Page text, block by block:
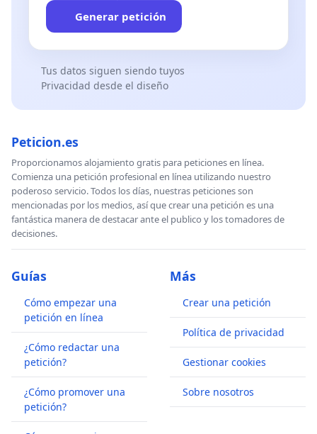
Generar petición
Tus datos siguen siendo tuyos
Privacidad desde el diseño
Peticion.es
Proporcionamos alojamiento gratis para peticiones en línea.
Comienza una petición profesional en línea utilizando nuestro
poderoso servicio. Todos los días, nuestras peticiones son
mencionadas por los medios, así que crear una petición es una
fantástica manera de destacar ante el publico y los tomadores de
decisiones.
Guías
Cómo empezar una
petición en línea
¿Cómo redactar una
petición?
¿Cómo promover una
petición?
Más
Crear una petición
Política de privacidad
Gestionar cookies
Sobre nosotros